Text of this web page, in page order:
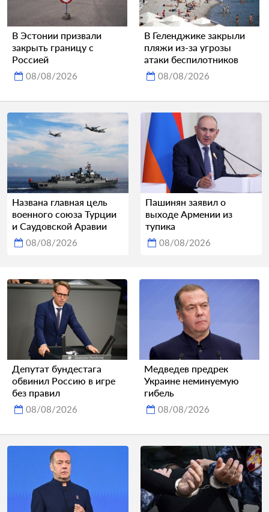
В Эстонии призвали
закрыть границу с
Россией
08/08/2026
В Геленджике закрыли
пляжи из-за угрозы
атаки беспилотников
08/08/2026
Названа главная цель
военного союза Турции
и Саудовской Аравии
08/08/2026
Пашинян заявил о
выходе Армении из
тупика
08/08/2026
Депутат бундестага
обвинил Россию в игре
без правил
08/08/2026
Медведев предрек
Украине неминуемую
гибель
08/08/2026